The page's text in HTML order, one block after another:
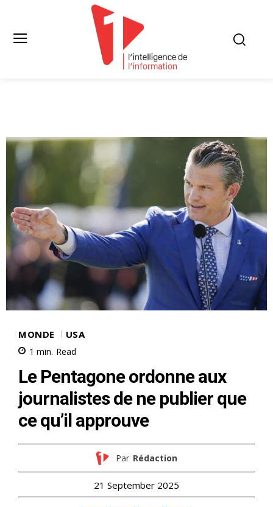
MONDE USA
1 min. Read
Le Pentagone ordonne aux
journalistes de ne publier que
ce qu’il approuve
Par Rédaction
21 September 2025